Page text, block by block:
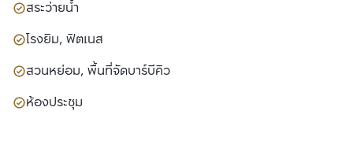
สระว่ายน้ำ
โรงยิม, ฟิตเนส
สวนหย่อม, พื้นที่จัดบาร์บีคิว
ห้องประชุม